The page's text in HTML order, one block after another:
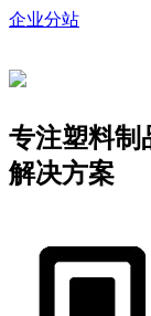
企业分站
专注塑料制
解决方案